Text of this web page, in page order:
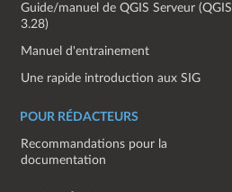
Guide/manuel de QGIS Serveur (QGIS
3.28)
Manuel d'entrainement
Une rapide introduction aux SIG
POUR RÉDACTEURS
Recommandations pour la
documentation